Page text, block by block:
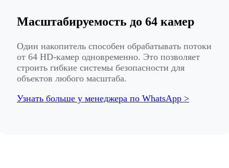
Масштабируемость до 64 камер
Один накопитель способен обрабатывать потоки
от 64 HD-камер одновременно. Это позволяет
строить гибкие системы безопасности для
объектов любого масштаба.
Узнать больше у менеджера по WhatsApp >